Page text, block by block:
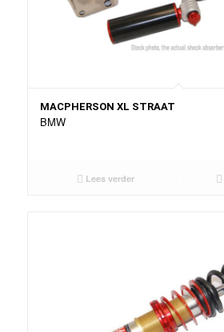
MACPHERSON XL STRAAT
BMW
Lees verder